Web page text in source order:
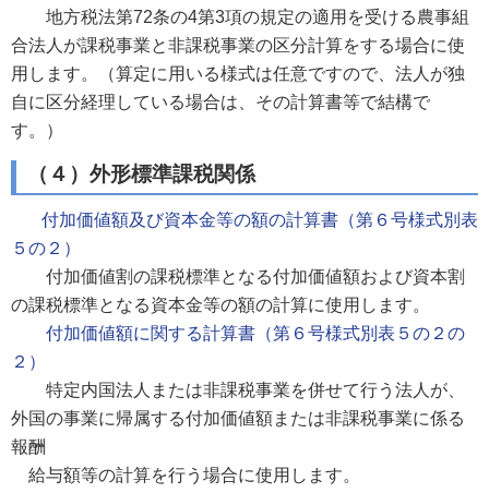
地方税法第72条の4第3項の規定の適用を受ける農事組
合法人が課税事業と非課税事業の区分計算をする場合に使
用します。（算定に用いる様式は任意ですので、法人が独
自に区分経理している場合は、その計算書等で結構で
す。）
（４）外形標準課税関係
付加価値額及び資本金等の額の計算書（第６号様式別表
５の２）
付加価値割の課税標準となる付加価値額および資本割
の課税標準となる資本金等の額の計算に使用します。
付加価値額に関する計算書（第６号様式別表５の２の
２）
特定内国法人または非課税事業を併せて行う法人が、
外国の事業に帰属する付加価値額または非課税事業に係る
報酬
給与額等の計算を行う場合に使用します。